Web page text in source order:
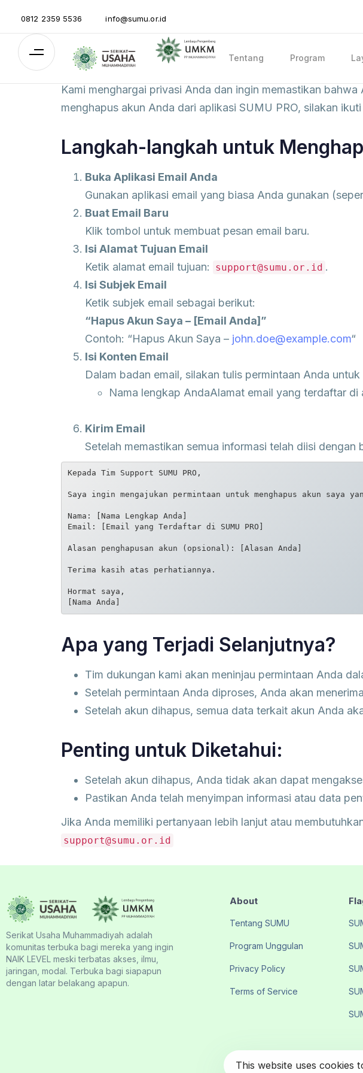
0812 2359 5536 info@sumu.or.id
Tentang Program
Kami menghargai privasi Anda dan ingin memastikan
menghapus akun Anda dari aplikasi SUMU PRO, silakan
Langkah-langkah untuk
Buka Aplikasi Email Anda
Gunakan aplikasi email yang biasa Anda gunakan
Buat Email Baru
Klik tombol untuk membuat pesan email baru.
Isi Alamat Tujuan Email
Ketik alamat email tujuan:
support@sumu.or.id .
Isi Subjek Email
Ketik subjek email sebagai berikut:
“Hapus Akun Saya – [Email Anda]”
Contoh: “Hapus Akun Saya – john.doe@example.com“
Isi Konten Email
Dalam badan email, silakan tulis permintaan Anda
Nama lengkap AndaAlamat email yang terdaftar
Kirim Email
Setelah memastikan semua informasi telah diisi
Kepada Tim Support SUMU PRO,
Saya ingin mengajukan permintaan untuk menghapus akun
Nama: [Nama Lengkap Anda]
Email: [Email yang Terdaftar di SUMU PRO]
Alasan penghapusan akun (opsional): [Alasan Anda]
Terima kasih atas perhatiannya.
Hormat saya,
Apa yang Terjadi Selanjutnya?
Tim dukungan kami akan meninjau permintaan Anda
Setelah permintaan Anda diproses, Anda akan
Setelah akun dihapus, semua data terkait akun Anda
Penting untuk Diketahui:
Setelah akun dihapus, Anda tidak akan dapat
Pastikan Anda telah menyimpan informasi atau data
Jika Anda memiliki pertanyaan lebih lanjut atau
support@sumu.or.id
Serikat Usaha Muhammadiyah adalah
komunitas terbuka bagi mereka yang ingin
NAIK LEVEL meski terbatas akses, ilmu,
jaringan, modal. Terbuka bagi siapapun
dengan latar belakang apapun.
About
Tentang SUMU
Program Unggulan
Privacy Policy
Terms of Service
This website uses cookies